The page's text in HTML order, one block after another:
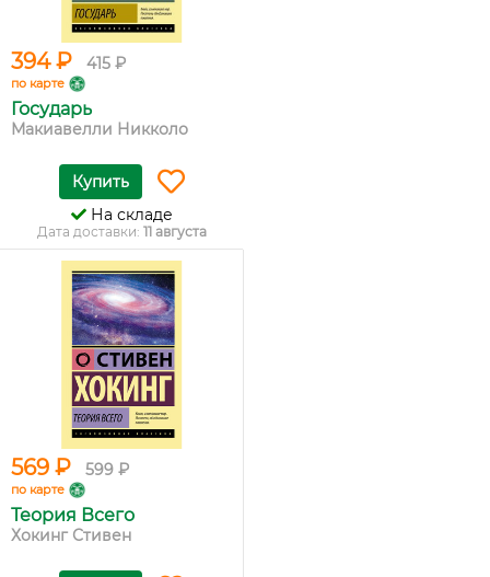
394 ₽ 415 ₽
по карте
Государь
Макиавелли Никколо
Купить
На складе
Дата доставки: 11 августа
569 ₽ 599 ₽
по карте
Теория Всего
Хокинг Стивен